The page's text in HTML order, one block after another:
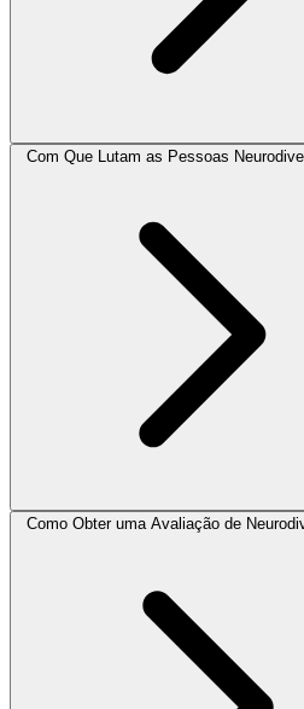
Com Que Lutam as Pessoas
Como Obter uma Avaliação de